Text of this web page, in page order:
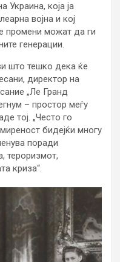
Украина, која ја
војна и кој
промени можат да ги
генерации.
што тешко дека ќе
директор на
„Ле Гранд
– простор меѓу
тој. „Често го
бидејќи многу
поради
тероризмот,
криза“.